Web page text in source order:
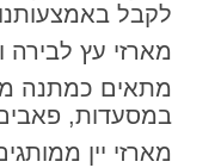
לקבל
מארזי עץ לבירה
מתאים כמתנה
במסעדות,
מארזי יין